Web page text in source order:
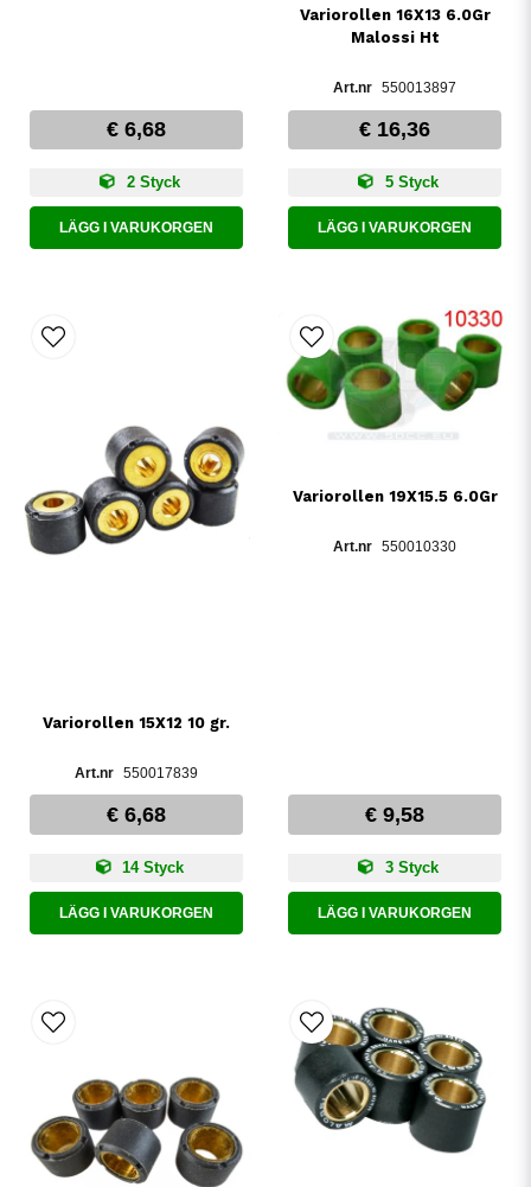
€ 6,68
2 Styck
LÄGG I VARUKORGEN
Variorollen 16X13 6.0Gr
Malossi Ht
550013897
€ 16,36
5 Styck
LÄGG I VARUKORGEN
Variorollen 15X12 10 gr.
550017839
€ 6,68
14 Styck
LÄGG I VARUKORGEN
Variorollen 19X15.5 6.0Gr
550010330
€ 9,58
3 Styck
LÄGG I VARUKORGEN